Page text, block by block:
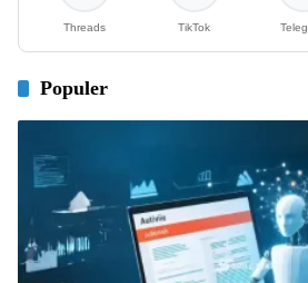
Threads TikTok
Populer